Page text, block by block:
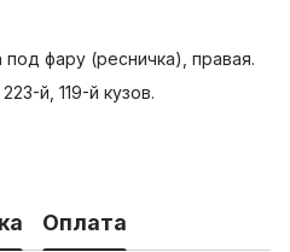
фару (ресничка), правая.
й, 119-й кузов.
Оплата